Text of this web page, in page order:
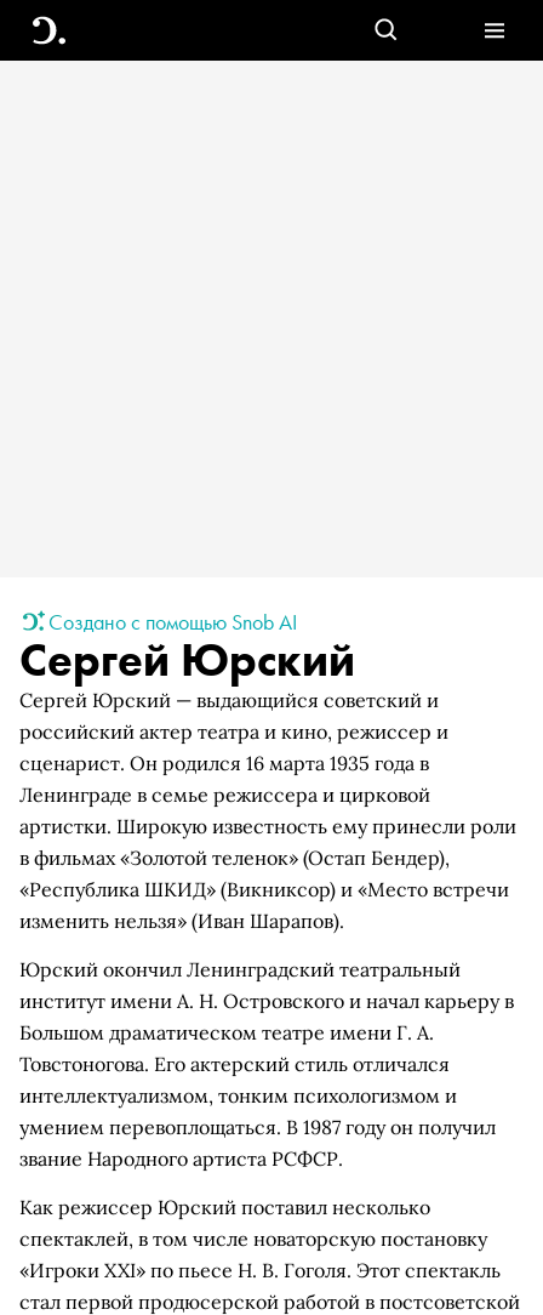
Создано с помощью Snob AI
Сергей Юрский
Сергей Юрский — выдающийся советский и
российский актер театра и кино, режиссер и
сценарист. Он родился 16 марта 1935 года в
Ленинграде в семье режиссера и цирковой
артистки. Широкую известность ему принесли роли
в фильмах «Золотой теленок» (Остап Бендер),
«Республика ШКИД» (Викниксор) и «Место встречи
изменить нельзя» (Иван Шарапов).
Юрский окончил Ленинградский театральный
институт имени А. Н. Островского и начал карьеру в
Большом драматическом театре имени Г. А.
Товстоногова. Его актерский стиль отличался
интеллектуализмом, тонким психологизмом и
умением перевоплощаться. В 1987 году он получил
звание Народного артиста РСФСР.
Как режиссер Юрский поставил несколько
спектаклей, в том числе новаторскую постановку
«Игроки XXI» по пьесе Н. В. Гоголя. Этот спектакль
стал первой продюсерской работой в постсоветской